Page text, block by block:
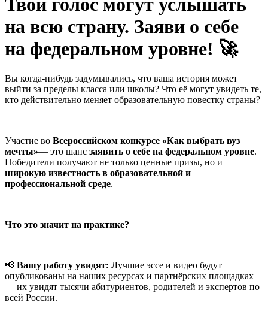
Твой голос могут услышать
на всю страну. Заяви о себе
на федеральном уровне! 🚀
Вы когда-нибудь задумывались, что ваша история может
выйти за пределы класса или школы? Что её могут увидеть те,
кто действительно меняет образовательную повестку страны?
Участие во Всероссийском конкурсе «Как выбрать вуз
мечты»— это шанс заявить о себе на федеральном уровне.
Победители получают не только ценные призы, но и
широкую известность в образовательной и
профессиональной среде.
Что это значит на практике?
📢 Вашу работу увидят: Лучшие эссе и видео будут
опубликованы на наших ресурсах и партнёрских площадках
— их увидят тысячи абитуриентов, родителей и экспертов по
всей России.